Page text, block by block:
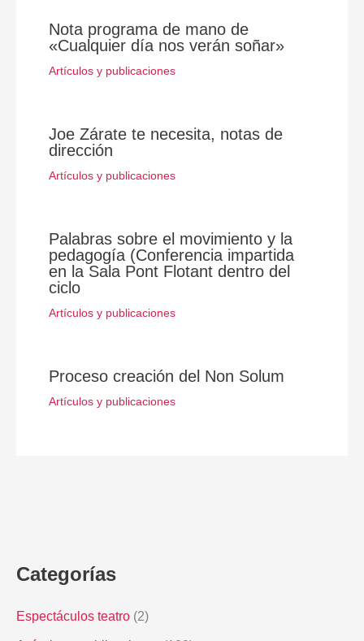
Categorías
Espectáculos teatro (2)
Nota programa de mano de
«Cualquier día nos verán soñar»
Artículos y publicaciones
Joe Zárate te necesita, notas de
dirección
Artículos y publicaciones
Palabras sobre el movimiento y la
pedagogía (Conferencia impartida
en la Sala Pont Flotant dentro del
ciclo
Artículos y publicaciones
Proceso creación del Non Solum
Artículos y publicaciones